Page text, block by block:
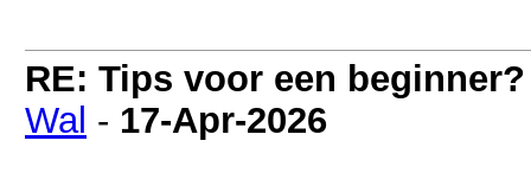
RE: Tips voor een
Wal - 17-Apr-2026